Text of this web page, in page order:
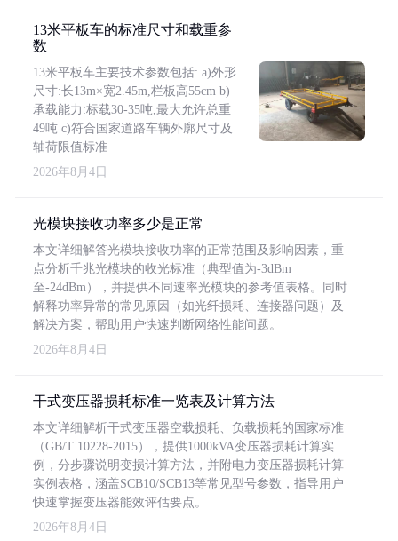
13米平板车的标准尺寸和载重参
数
13米平板车主要技术参数包括: a)外形
尺寸:长13m×宽2.45m,栏板高55cm b)
承载能力:标载30-35吨,最大允许总重
49吨 c)符合国家道路车辆外廓尺寸及
轴荷限值标准
2026年8月4日
光模块接收功率多少是正常
本文详细解答光模块接收功率的正常范围及影响因素，重
点分析千兆光模块的收光标准（典型值为-3dBm
至-24dBm），并提供不同速率光模块的参考值表格。同时
解释功率异常的常见原因（如光纤损耗、连接器问题）及
解决方案，帮助用户快速判断网络性能问题。
2026年8月4日
干式变压器损耗标准一览表及计算方法
本文详细解析干式变压器空载损耗、负载损耗的国家标准
（GB/T 10228-2015），提供1000kVA变压器损耗计算实
例，分步骤说明变损计算方法，并附电力变压器损耗计算
实例表格，涵盖SCB10/SCB13等常见型号参数，指导用户
快速掌握变压器能效评估要点。
2026年8月4日